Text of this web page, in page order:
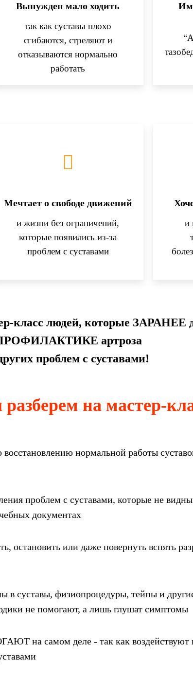
Вынужден мало ходить
так как суставы плохо
сгибаются, стреляют и
отказываются нормально
работать
Мечтает о свободе движений
и жизни без ограничений,
которые появились из-за
проблем с суставами
и
класс людей, которые ЗАРАНЕЕ
артроза
проблем с суставами!
на мастер-
нормальной работы
проблем с суставами, которые не
документах
остановить или даже повернуть вспять
в суставы, физиопроцедуры, тейпы и
не помогают, а лишь глушат симптомы
на самом деле - так как